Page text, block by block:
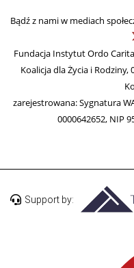
Bądź z nami w mediach
Fundacja Instytut Ordo
Koalicja dla Życia i Rodziny,
zarejestrowana: Sygnatura
0000642652, NIP
Support by: